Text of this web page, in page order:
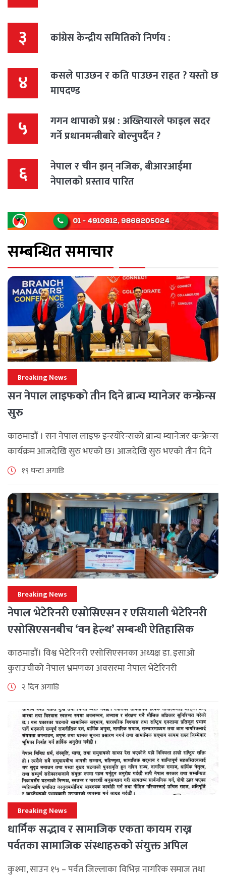
३ कांग्रेस केन्द्रीय समितिको निर्णय :
४
कसले पाउछन र कति पाउछन राहत ? यस्तो छ
मापदण्ड
५
गगन थापाको प्रश्न : अख्तियारले फाइल सदर
गर्ने प्रधानमन्त्रीबारे बोल्नुपर्दैन ?
६
नेपाल र चीन झन् नजिक, बीआरआईमा
नेपालको प्रस्ताव पारित
सम्बन्धित समाचार
Breaking News
सन नेपाल लाइफको तीन दिने ब्रान्च म्यानेजर कन्फ्रेन्स
सुरु
काठमाडौं । सन नेपाल लाइफ इन्स्योरेन्सको ब्रान्च म्यानेजर कन्फ्रेन्स
कार्यक्रम आजदेखि सुरु भएको छ। आजदेखि सुरु भएको तीन दिने
ब्रान्च म्यानेजर कन्फ्रेन्स विभिन्न कार्यक्रमहरुका साथ भब्य साथ
१९ घन्टा अगाडि
Breaking News
नेपाल भेटेरिनरी एसोसिएसन र एसियाली भेटेरिनरी
एसोसिएसनबीच ‘वन हेल्थ’ सम्बन्धी ऐतिहासिक
समझदारी
काठमाडौं। विश्व भेटेरिनरी एसोसिएसनका अध्यक्ष डा. इसाओ
कुराउचीको नेपाल भ्रमणका अवसरमा नेपाल भेटेरिनरी
एसोसिएसनले अन्तर्राष्ट्रिय सहकार्यलाई नयाँ उचाइमा पुर्‍याउँदै
जनाएको छ। भ्रमणका क्रममा विश्व [...]
२ दिन अगाडि
Breaking News
धार्मिक सद्भाव र सामाजिक एकता कायम राख्न
पर्वतका सामाजिक संस्थाहरुको संयुक्त अपिल
कुश्मा, साउन १५ – पर्वत जिल्लाका विभिन्न नागरिक समाज तथा